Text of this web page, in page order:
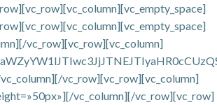
vc_row][vc_row][vc_column]
vc_row][vc_row][vc_column]
vc_column][/vc_row][vc_row]